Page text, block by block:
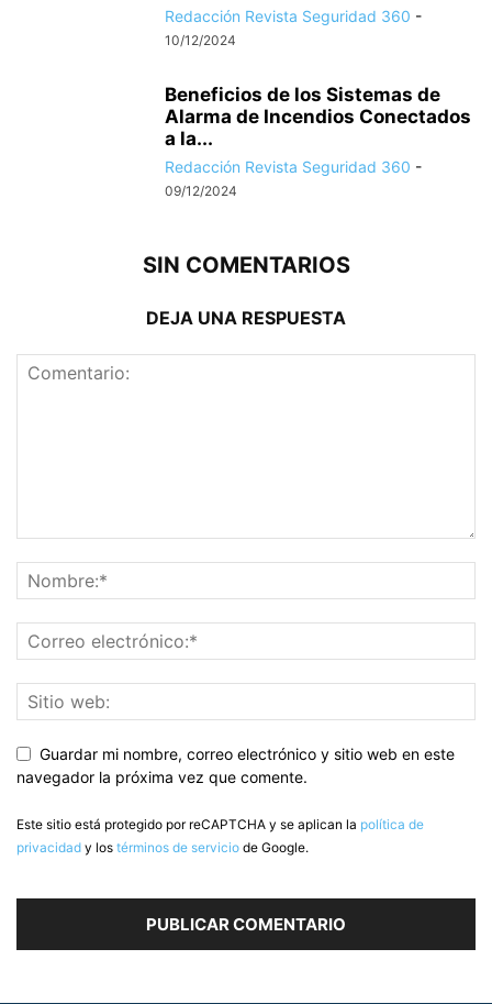
Redacción Revista Seguridad 360 -
10/12/2024
Beneficios de los Sistemas de
Alarma de Incendios Conectados
a la...
Redacción Revista Seguridad 360 -
09/12/2024
SIN COMENTARIOS
DEJA UNA RESPUESTA
Guardar mi nombre, correo electrónico y sitio web en este
navegador la próxima vez que comente.
Este sitio está protegido por reCAPTCHA y se aplican la política de
privacidad y los términos de servicio de Google.